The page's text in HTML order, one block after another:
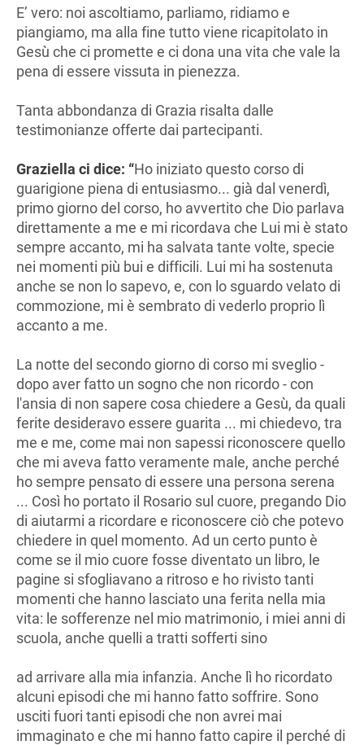
E’ vero: noi ascoltiamo, parliamo, ridiamo e
piangiamo, ma alla fine tutto viene ricapitolato in
Gesù che ci promette e ci dona una vita che vale la
pena di essere vissuta in pienezza.
Tanta abbondanza di Grazia risalta dalle
testimonianze offerte dai partecipanti.
Graziella ci dice: “Ho iniziato questo corso di
guarigione piena di entusiasmo... già dal venerdì,
primo giorno del corso, ho avvertito che Dio parlava
direttamente a me e mi ricordava che Lui mi è stato
sempre accanto, mi ha salvata tante volte, specie
nei momenti più bui e difficili. Lui mi ha sostenuta
anche se non lo sapevo, e, con lo sguardo velato di
commozione, mi è sembrato di vederlo proprio lì
accanto a me.
La notte del secondo giorno di corso mi sveglio -
dopo aver fatto un sogno che non ricordo - con
l'ansia di non sapere cosa chiedere a Gesù, da quali
ferite desideravo essere guarita ... mi chiedevo, tra
me e me, come mai non sapessi riconoscere quello
che mi aveva fatto veramente male, anche perché
ho sempre pensato di essere una persona serena
... Così ho portato il Rosario sul cuore, pregando Dio
di aiutarmi a ricordare e riconoscere ciò che potevo
chiedere in quel momento. Ad un certo punto è
come se il mio cuore fosse diventato un libro, le
pagine si sfogliavano a ritroso e ho rivisto tanti
momenti che hanno lasciato una ferita nella mia
vita: le sofferenze nel mio matrimonio, i miei anni di
scuola, anche quelli a tratti sofferti sino
ad arrivare alla mia infanzia. Anche lì ho ricordato
alcuni episodi che mi hanno fatto soffrire. Sono
usciti fuori tanti episodi che non avrei mai
immaginato e che mi hanno fatto capire il perché di